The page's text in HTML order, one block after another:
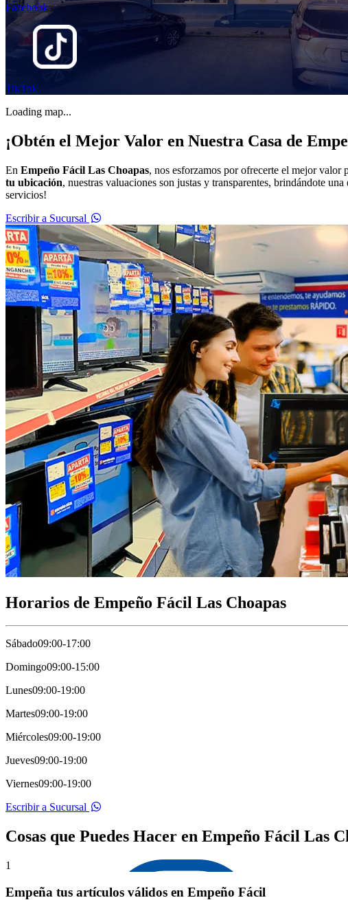
Facebook
TikTok
Loading map...
¡Obtén el Mejor Valor en Nuestra Casa de
En Empeño Fácil Las Choapas, nos esforzamos por ofrecerte el mejor valor
tu ubicación, nuestras valuaciones son justas y transparentes, brindándote
servicios!
Escribir a Sucursal
Horarios de Empeño Fácil Las Choapas
Sábado09:00-17:00
Domingo09:00-15:00
Lunes09:00-19:00
Martes09:00-19:00
Miércoles09:00-19:00
Jueves09:00-19:00
Viernes09:00-19:00
Escribir a Sucursal
Cosas que Puedes Hacer en Empeño Fácil Las
1
Empeña tus artículos válidos en Empeño Fácil